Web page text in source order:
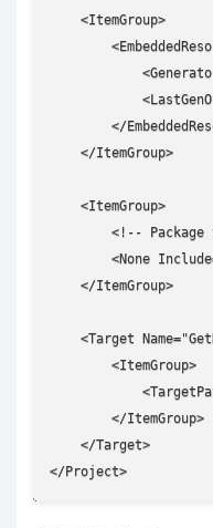
    <ItemGroup>
</
    </ItemGroup>
    <ItemGroup>
<!-- Package
<None
    </ItemGroup>
<Target
        <ItemGroup>
        </ItemGroup>
    </Target>
</Project>